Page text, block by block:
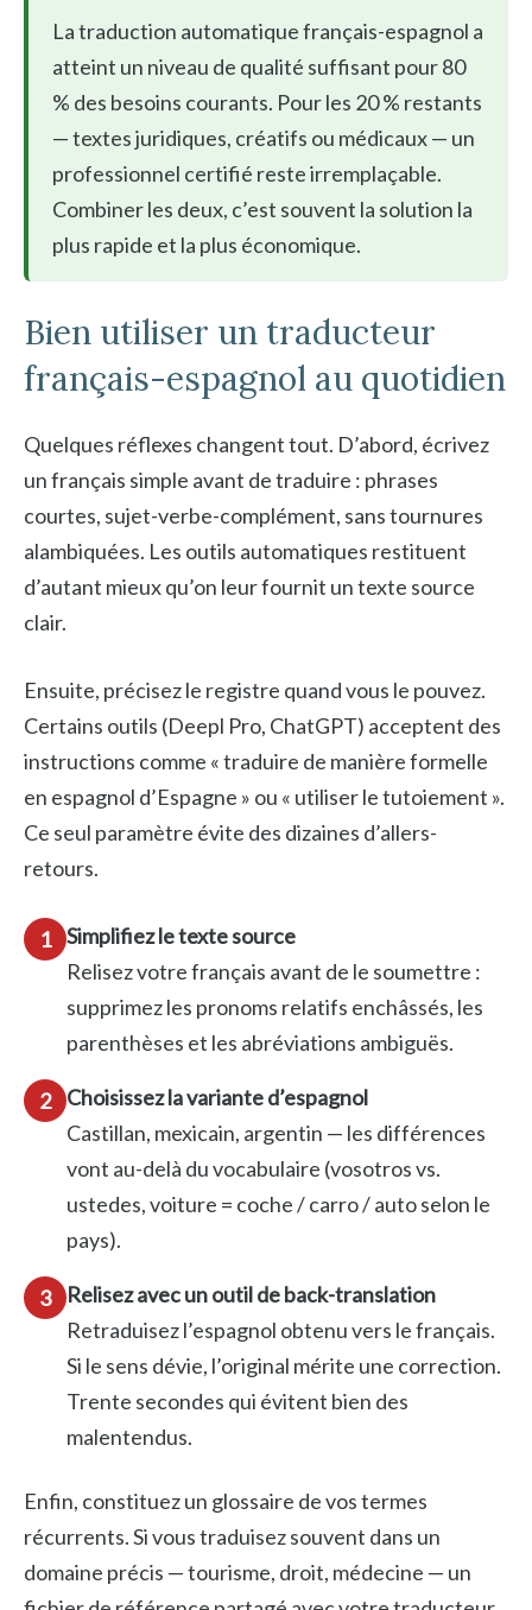
La traduction automatique français-espagnol a
atteint un niveau de qualité suffisant pour 80
% des besoins courants. Pour les 20 % restants
— textes juridiques, créatifs ou médicaux — un
professionnel certifié reste irremplaçable.
Combiner les deux, c’est souvent la solution la
plus rapide et la plus économique.
Bien utiliser un traducteur
français-espagnol au quotidien
Quelques réflexes changent tout. D’abord, écrivez
un français simple avant de traduire : phrases
courtes, sujet-verbe-complément, sans tournures
alambiquées. Les outils automatiques restituent
d’autant mieux qu’on leur fournit un texte source
clair.
Ensuite, précisez le registre quand vous le pouvez.
Certains outils (Deepl Pro, ChatGPT) acceptent des
instructions comme « traduire de manière formelle
en espagnol d’Espagne » ou « utiliser le tutoiement ».
Ce seul paramètre évite des dizaines d’allers-
retours.
1 Simplifiez le texte source
Relisez votre français avant de le soumettre :
supprimez les pronoms relatifs enchâssés, les
parenthèses et les abréviations ambiguës.
2
Choisissez la variante d’espagnol
Castillan, mexicain, argentin — les différences
vont au-delà du vocabulaire (vosotros vs.
ustedes, voiture = coche / carro / auto selon le
pays).
3
Relisez avec un outil de back-translation
Retraduisez l’espagnol obtenu vers le français.
Si le sens dévie, l’original mérite une correction.
Trente secondes qui évitent bien des
malentendus.
Enfin, constituez un glossaire de vos termes
récurrents. Si vous traduisez souvent dans un
domaine précis — tourisme, droit, médecine — un